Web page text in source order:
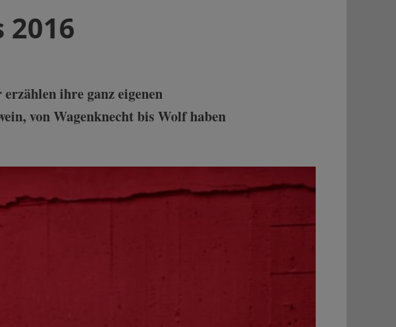
2016
ihre ganz eigenen
von Wagenknecht bis Wolf haben